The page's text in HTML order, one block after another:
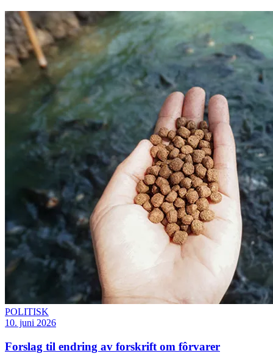
POLITISK
10. juni 2026
Forslag til endring av forskrift om fôrvarer